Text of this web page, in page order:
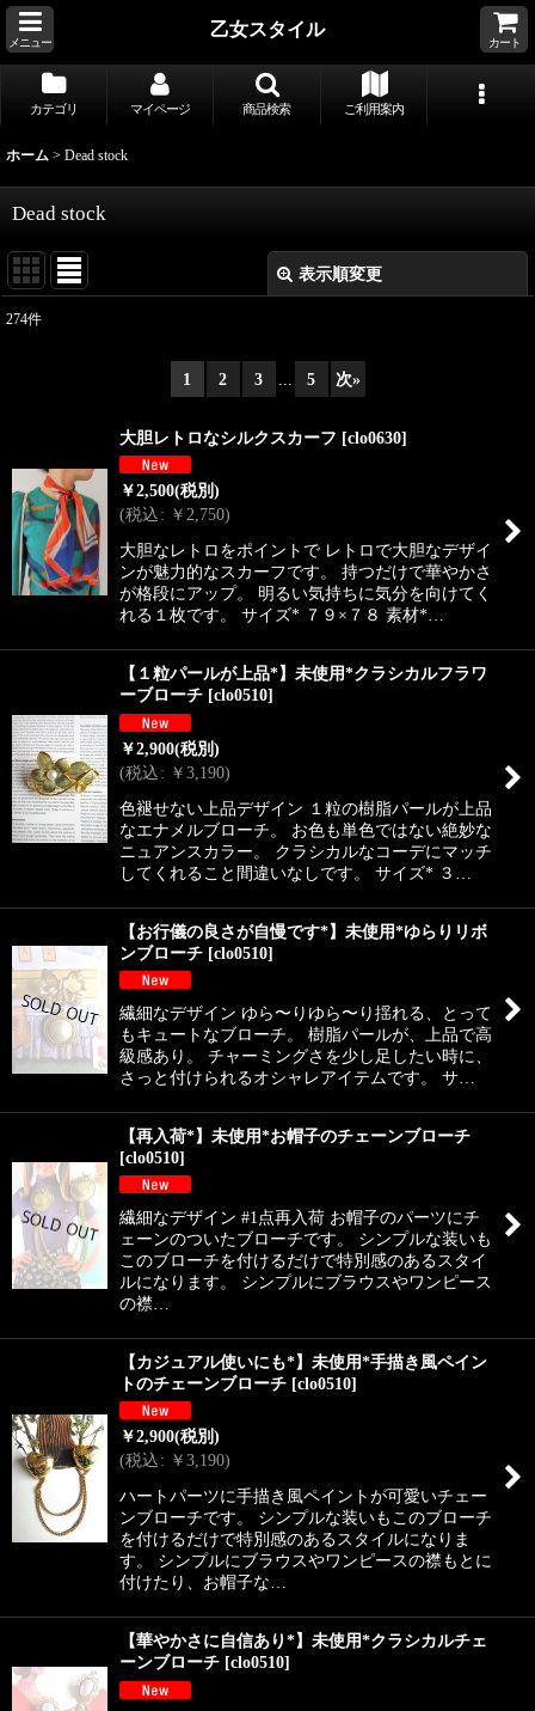
メニュー
乙女スタイル
カート
カテゴリ マイページ 商品検索 ご利用案内
ホーム > Dead stock
Dead stock
表示順変更
274件
1 2 3 5 次»
大胆レトロなシルクスカーフ [clo0630]
￥2,500(税別)
(税込: ￥2,750)
大胆なレトロをポイントで レトロで大胆なデザイ
ンが魅力的なスカーフです。 持つだけで華やかさ
が格段にアップ。 明るい気持ちに気分を向けてく
れる１枚です。 サイズ* ７９×７８ 素材*…
【１粒パールが上品*】未使用*クラシカルフラワ
ーブローチ [clo0510]
￥2,900(税別)
(税込: ￥3,190)
色褪せない上品デザイン １粒の樹脂パールが上品
なエナメルブローチ。 お色も単色ではない絶妙な
ニュアンスカラー。 クラシカルなコーデにマッチ
してくれること間違いなしです。 サイズ* ３…
【お行儀の良さが自慢です*】未使用*ゆらりリボ
ンブローチ [clo0510]
繊細なデザイン ゆら〜りゆら〜り揺れる、とって
もキュートなブローチ。 樹脂パールが、上品で高
級感あり。 チャーミングさを少し足したい時に、
さっと付けられるオシャレアイテムです。 サ…
【再入荷*】未使用*お帽子のチェーンブローチ
[clo0510]
繊細なデザイン #1点再入荷 お帽子のパーツにチ
ェーンのついたブローチです。 シンプルな装いも
このブローチを付けるだけで特別感のあるスタイ
ルになります。 シンプルにブラウスやワンピース
の襟…
【カジュアル使いにも*】未使用*手描き風ペイン
トのチェーンブローチ [clo0510]
￥2,900(税別)
(税込: ￥3,190)
ハートパーツに手描き風ペイントが可愛いチェー
ンブローチです。 シンプルな装いもこのブローチ
を付けるだけで特別感のあるスタイルになりま
す。 シンプルにブラウスやワンピースの襟もとに
付けたり、お帽子な…
【華やかさに自信あり*】未使用*クラシカルチェ
ーンブローチ [clo0510]